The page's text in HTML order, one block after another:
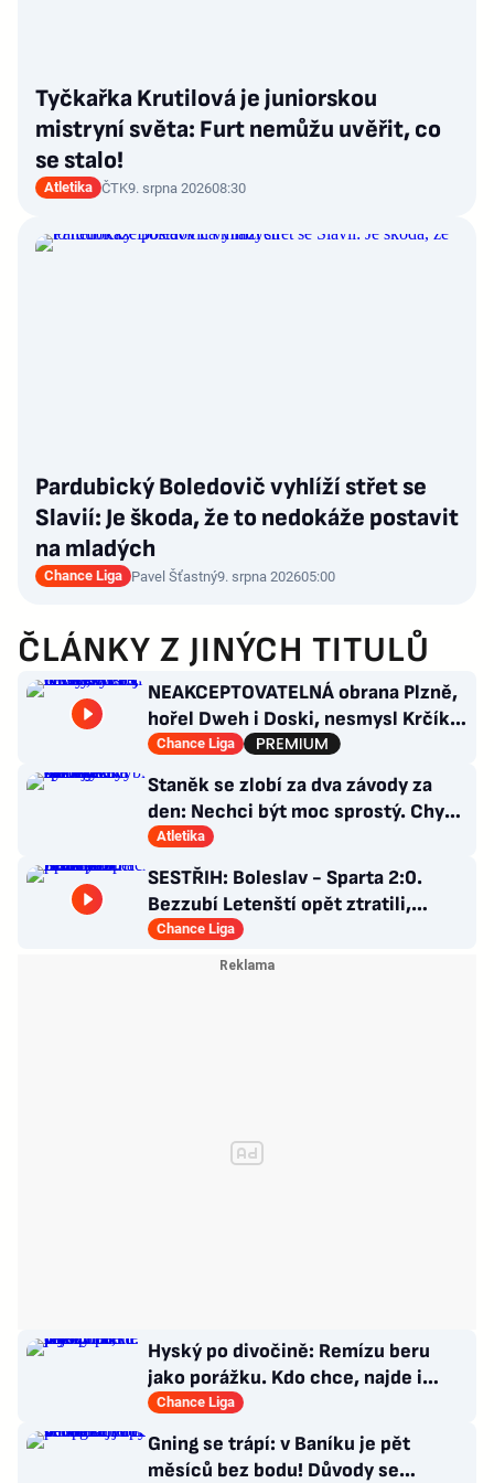
Tyčkařka Krutilová je juniorskou
mistryní světa: Furt nemůžu uvěřit, co
se stalo!
Atletika ČTK9. srpna 202608:30
Pardubický Boledovič vyhlíží střet se
Slavií: Je škoda, že to nedokáže postavit
na mladých
Chance Liga Pavel Šťastný9. srpna 202605:00
ČLÁNKY Z JINÝCH TITULŮ
NEAKCEPTOVATELNÁ obrana Plzně,
hořel Dweh i Doski, nesmysl Krčíka.
Ustojí to Hyský?
Chance Liga
Staněk se zlobí za dva závody za
den: Nechci být moc sprostý. Chybí
nám styčný důstojník
Atletika
SESTŘIH: Boleslav - Sparta 2:0.
Bezzubí Letenští opět ztratili,
domácí rozhodli v první půli
Chance Liga
Hyský po divočině: Remízu beru
jako porážku. Kdo chce, najde i
hodně pozitivních věcí
Chance Liga
Gning se trápí: v Baníku je pět
měsíců bez bodu! Důvody se